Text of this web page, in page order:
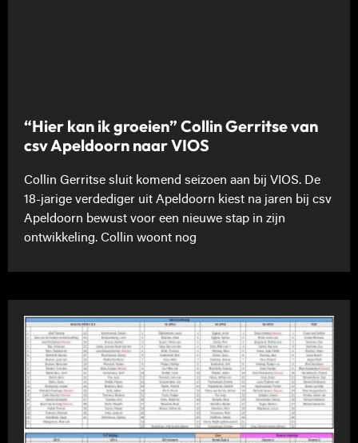
“Hier kan ik groeien” Collin Gerritse van
csv Apeldoorn naar VIOS
Collin Gerritse sluit komend seizoen aan bij VIOS. De
18-jarige verdediger uit Apeldoorn kiest na jaren bij csv
Apeldoorn bewust voor een nieuwe stap in zijn
ontwikkeling. Collin woont nog